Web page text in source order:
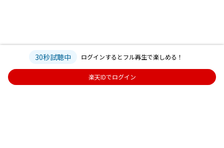
30秒試聴中 ログインするとフル再生で楽しめる！
楽天IDでログイン